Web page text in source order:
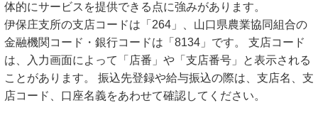
体的にサービスを提供できる点に強みがあります。
伊保庄支所の支店コードは「264」、山口県農業協同組合の
金融機関コード・銀行コードは「8134」です。 支店コード
は、入力画面によって「店番」や「支店番号」と表示される
ことがあります。 振込先登録や給与振込の際は、支店名、支
店コード、口座名義をあわせて確認してください。